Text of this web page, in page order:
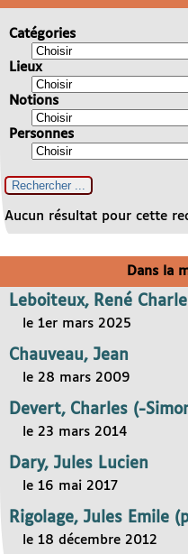
Catégories
Lieux
Notions
Personnes
Aucun résultat pour cette
Dans la
Leboiteux, René
le 1er mars 2025
Chauveau, Jean
le 28 mars 2009
Devert, Charles (-
le 23 mars 2014
Dary, Jules Lucien
le 16 mai 2017
Rigolage, Jules Emile
le 18 décembre 2012